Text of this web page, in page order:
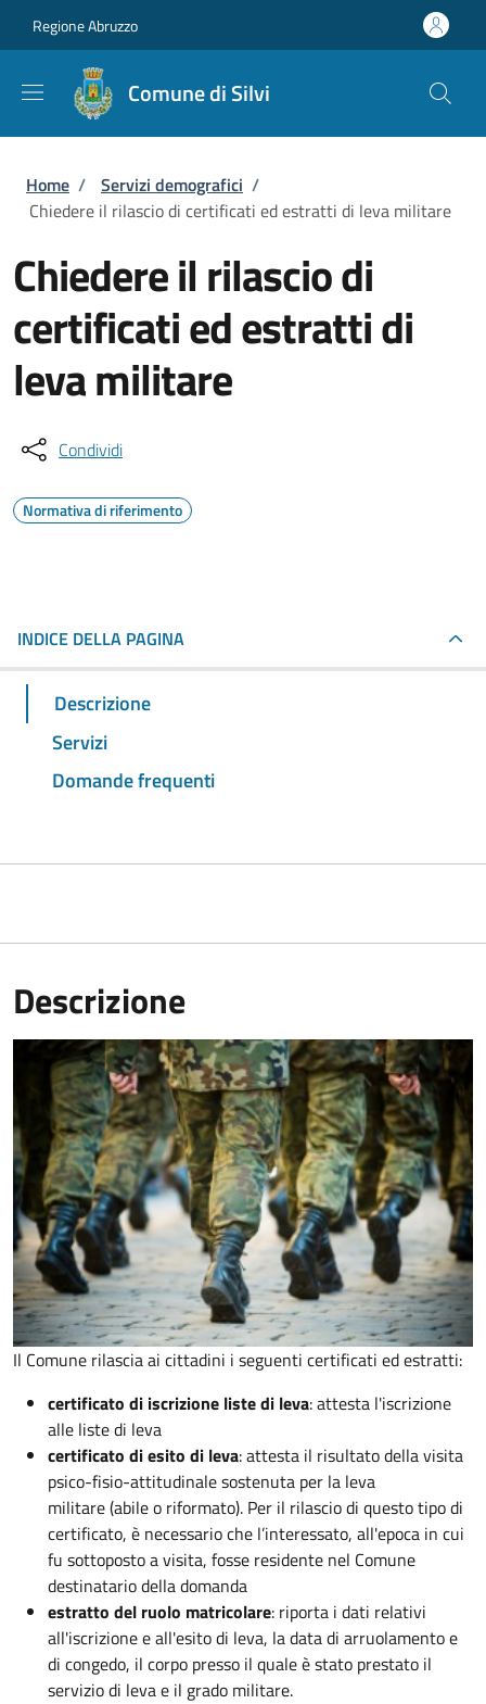
Regione Abruzzo
Comune di Silvi
Briciole di pane
Home / Servizi demografici /
Chiedere il rilascio di certificati ed estratti di leva militare
Chiedere il rilascio di
certificati ed estratti di
leva militare
Condividi
Normativa di riferimento
INDICE DELLA PAGINA
Descrizione
Servizi
Domande frequenti
Descrizione
Il Comune rilascia ai cittadini i seguenti certificati ed estratti:
certificato di iscrizione liste di leva: attesta l'iscrizione
alle liste di leva
certificato di esito di leva: attesta il risultato della visita
psico-fisio-attitudinale sostenuta per la leva
militare (abile o riformato). Per il rilascio di questo tipo di
certificato, è necessario che l’interessato, all'epoca in cui
fu sottoposto a visita, fosse residente nel Comune
destinatario della domanda
estratto del ruolo matricolare: riporta i dati relativi
all'iscrizione e all'esito di leva, la data di arruolamento e
di congedo, il corpo presso il quale è stato prestato il
servizio di leva e il grado militare.